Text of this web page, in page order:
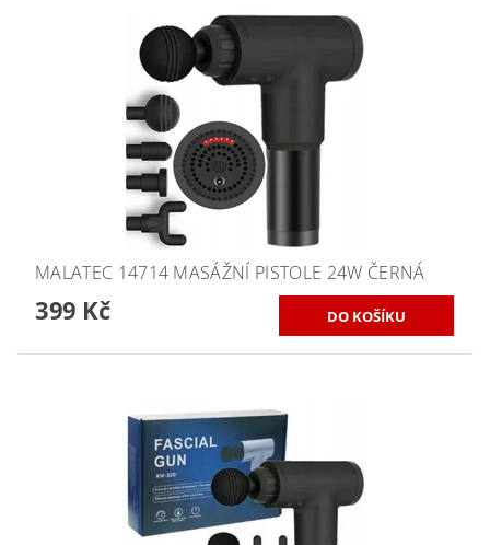
MALATEC 14714 MASÁŽNÍ PISTOLE 24W ČERNÁ
399 Kč